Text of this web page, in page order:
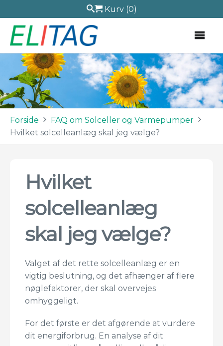
Kurv (0)
Forside
FAQ om Solceller og Varmepumper
Hvilket solcelleanlæg skal jeg vælge?
Hvilket
solcelleanlæg
skal jeg vælge?
Valget af det rette solcelleanlæg er en
vigtig beslutning, og det afhænger af flere
nøglefaktorer, der skal overvejes
omhyggeligt.
For det første er det afgørende at vurdere
dit energiforbrug. En analyse af dit